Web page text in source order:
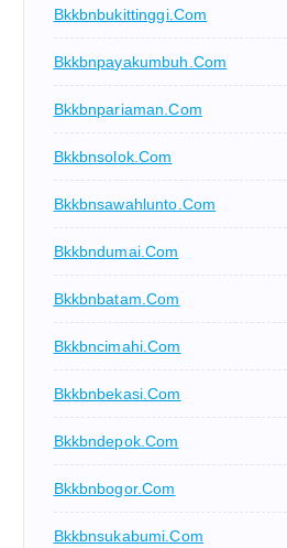
Bkkbnbukittinggi.com
Bkkbnpayakumbuh.com
Bkkbnpariaman.com
Bkkbnsolok.com
Bkkbnsawahlunto.com
Bkkbndumai.com
Bkkbnbatam.com
Bkkbncimahi.com
Bkkbnbekasi.com
Bkkbndepok.com
Bkkbnbogor.com
Bkkbnsukabumi.com